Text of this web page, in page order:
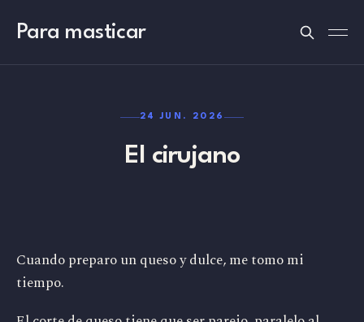
Para masticar
24 JUN. 2026
El cirujano
Cuando preparo un queso y dulce, me tomo mi
tiempo.